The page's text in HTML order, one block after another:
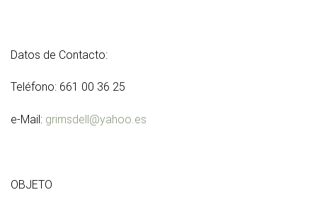
Datos de Contacto:
Teléfono: 661 00 36 25
e-Mail: grimsdell@yahoo.es
OBJETO